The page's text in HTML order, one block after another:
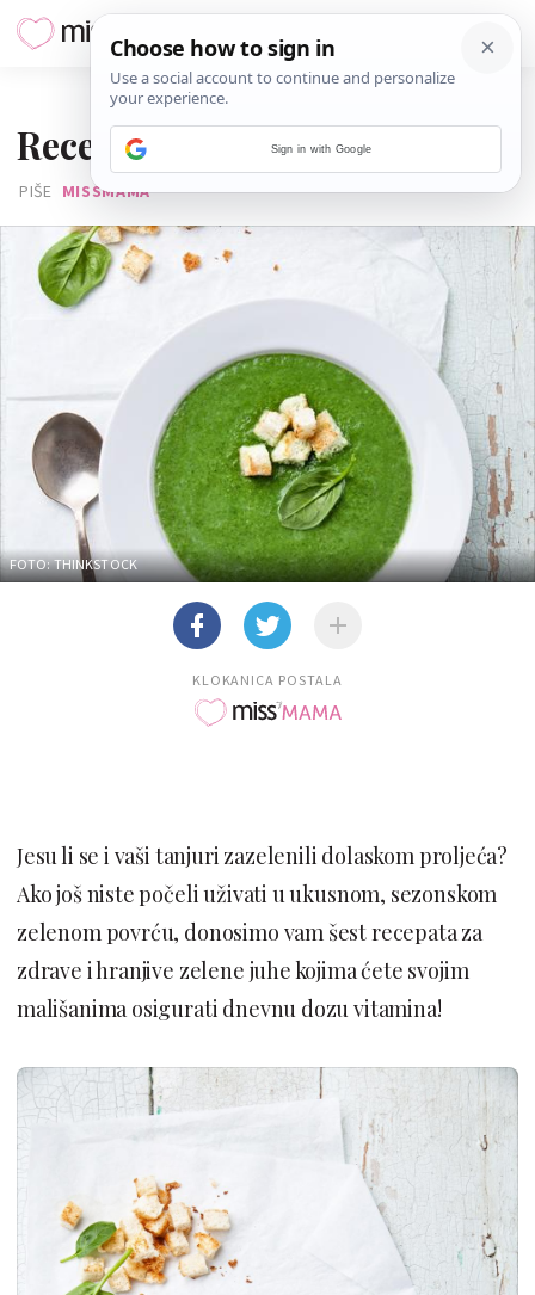
Recepti za zdrave zelene juhe
PIŠE MISSMAMA
FOTO: THINKSTOCK
KLOKANICA POSTALA
Jesu li se i vaši tanjuri zazelenili dolaskom proljeća?
Ako još niste počeli uživati u ukusnom, sezonskom
zelenom povrću, donosimo vam šest recepata za
zdrave i hranjive zelene juhe kojima ćete svojim
mališanima osigurati dnevnu dozu vitamina!
Sign in with Google